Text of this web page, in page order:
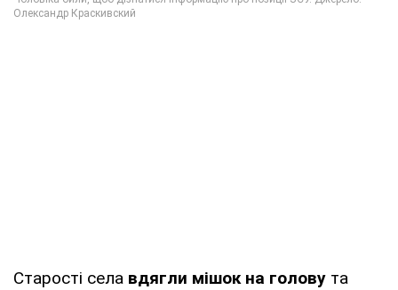
Старості села вдягли мішок на голову та